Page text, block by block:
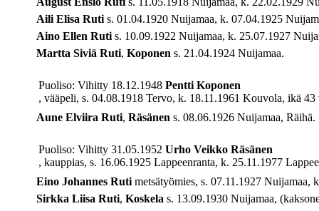
Aili Elisa Ruti s. 01.04.1920 Nuijamaa, k. 07.04.1925
Aino Ellen Ruti s. 10.09.1922 Nuijamaa, k. 25.07.1927
Martta Siviä Ruti, Koponen s. 21.04.1924 Nuijamaa.
Puoliso: Vihitty 18.12.1948 Pentti Koponen
, vääpeli, s. 04.08.1918 Tervo, k. 18.11.1961 Kouvola, ikä
Aune Elviira Ruti, Räsänen s. 08.06.1926 Nuijamaa, Räihä.
Puoliso: Vihitty 31.05.1952 Urho Veikko Räsänen
, kauppias, s. 16.06.1925 Lappeenranta, k. 25.11.1977
Eino Johannes Ruti metsätyömies, s. 07.11.1927
Sirkka Liisa Ruti, Koskela s. 13.09.1930 Nuijamaa,